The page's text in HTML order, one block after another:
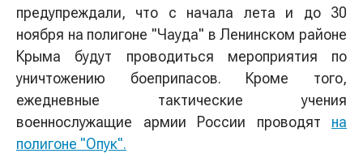
предупреждали, что с начала лета и до 30
ноября на полигоне "Чауда" в Ленинском районе
Крыма будут проводиться мероприятия по
уничтожению боеприпасов. Кроме того,
ежедневные тактические учения
военнослужащие армии России проводят на
полигоне "Опук".